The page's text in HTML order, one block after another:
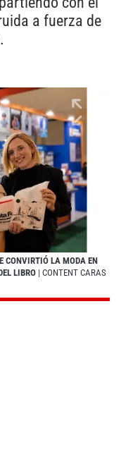
a fuerza de
CONVIRTIÓ LA MODA EN
LIBRO | CONTENT CARAS